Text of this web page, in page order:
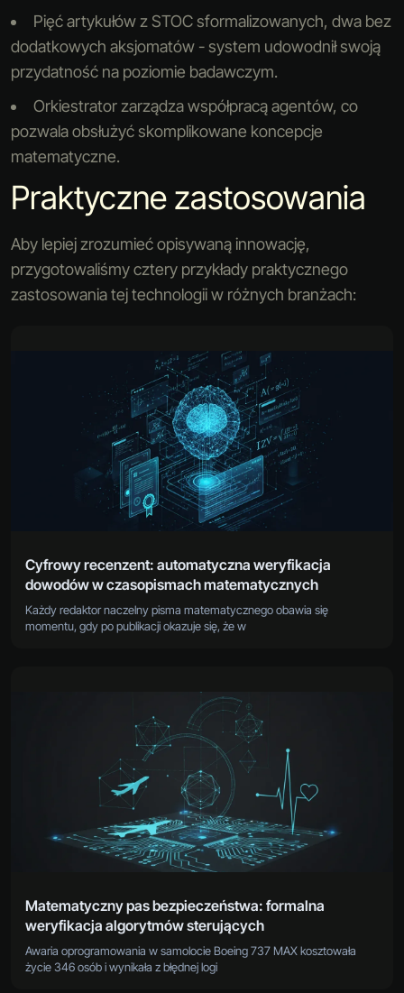
Pięć artykułów z STOC sformalizowanych, dwa bez
dodatkowych aksjomatów - system udowodnił swoją
przydatność na poziomie badawczym.
Orkiestrator zarządza współpracą agentów, co
pozwala obsłużyć skomplikowane koncepcje
matematyczne.
Praktyczne zastosowania
Aby lepiej zrozumieć opisywaną innowację,
przygotowaliśmy cztery przykłady praktycznego
zastosowania tej technologii w różnych branżach:
Cyfrowy recenzent: automatyczna weryfikacja
dowodów w czasopismach matematycznych
Każdy redaktor naczelny pisma matematycznego obawia się
momentu, gdy po publikacji okazuje się, że w
Matematyczny pas bezpieczeństwa: formalna
weryfikacja algorytmów sterujących
Awaria oprogramowania w samolocie Boeing 737 MAX kosztowała
życie 346 osób i wynikała z błędnej logi